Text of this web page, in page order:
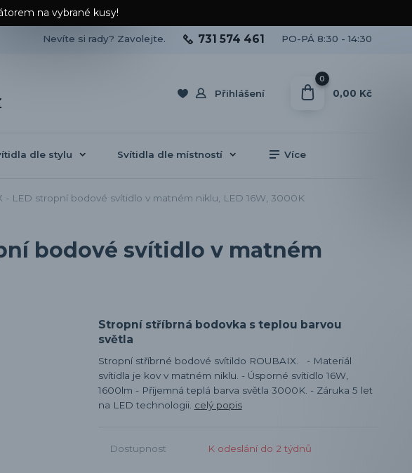
na vybrané kusy!
Přihlášení
Nevíte si rady? Zavolejte. 731 574 461 PO-PÁ 8:30 - 14:30
0
0,00 Kč
dle stylu Svítidla dle místností Více
- LED stropní bodové svítidlo v matném niklu, LED 16W, 3000K
bodové svítidlo v matném
Stropní stříbrná bodovka s teplou barvou
světla
Stropní stříbrné bodové svítildo ROUBAIX. - Materiál
svítidla je kov v matném niklu. - Úsporné svítidlo 16W,
1600lm - Příjemná teplá barva světla 3000K. - Záruka 5 let
na LED technologii. celý popis
Dostupnost K odeslání do 2 týdnů